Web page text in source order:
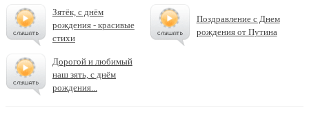
Зятёк, с днём
рождения - красивые
стихи
Поздравление с Днем
рождения от Путина
Дорогой и любимый
наш зять, с днём
рождения...